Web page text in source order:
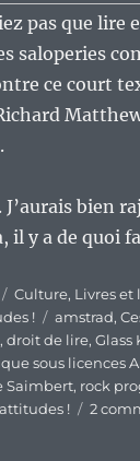
pas que lire
saloperies
ce court
bien
il y a de quoi
Catégories
Culture, Livres
! Étiquettes
amstrad,
,droit de lire,Glass
sous licences
Saimbert, rock
! 2